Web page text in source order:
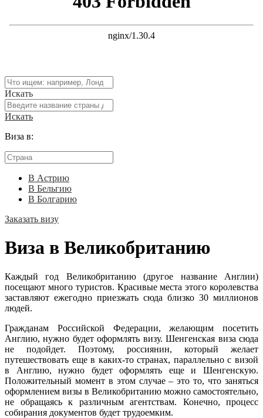
Искать
Искать
Виза в:
В Астрию
В Бельгию
В Болгарию
Заказать визу
Виза в Великобританию
Каждый год Великобританию (другое название Англии)
посещают много туристов. Красивые места этого королевства
заставляют ежегодно приезжать сюда близко 30 миллионов
людей.
Гражданам Российской Федерации, желающим посетить
Англию, нужно будет оформлять визу. Шенгенская виза сюда
не подойдет. Поэтому, россиянин, который желает
путешествовать еще в каких-то странах, параллельно с визой
в Англию, нужно будет оформлять еще и Шенгенскую.
Положительный момент в этом случае – это то, что заняться
оформлением визы в Великобританию можно самостоятельно,
не обращаясь к различным агентствам. Конечно, процесс
собирания документов будет трудоемким.